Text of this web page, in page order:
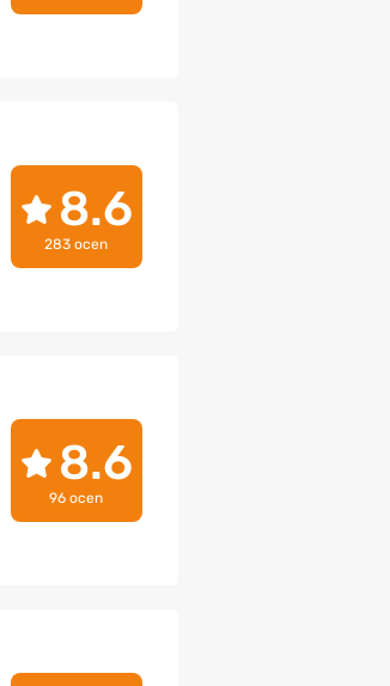
8.6
283 ocen
8.6
96 ocen